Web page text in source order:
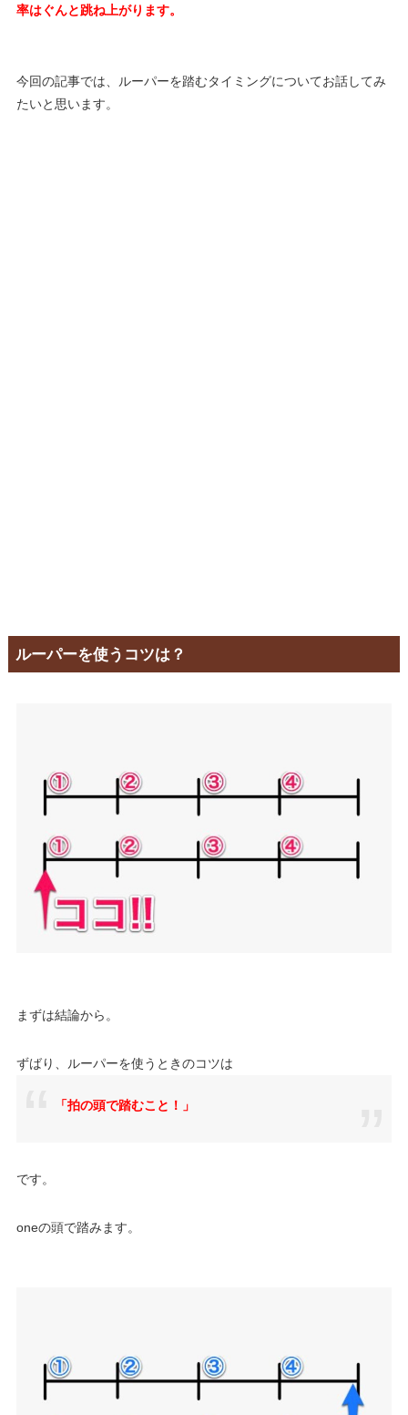
率はぐんと跳ね上がります。
今回の記事では、ルーパーを踏むタイミングについてお話してみ
たいと思います。
ルーパーを使うコツは？
まずは結論から。
ずばり、ルーパーを使うときのコツは
「拍の頭で踏むこと！」
です。
oneの頭で踏みます。